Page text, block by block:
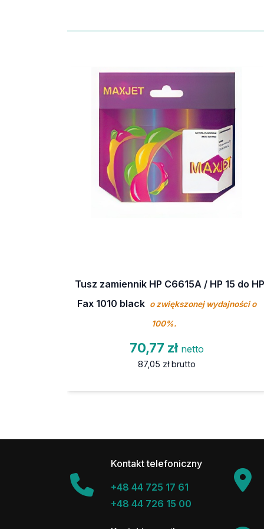
Tusz zamiennik HP C6615A / HP 15 do HP
Fax 1010 black o zwiększonej wydajności o
100%.
70,77 zł netto
87,05 zł brutto
Kontakt telefoniczny
+48 44 725 17 61
+48 44 726 15 00